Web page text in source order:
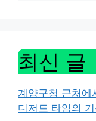
최신 글
계양구청 근처
디저트 타임의